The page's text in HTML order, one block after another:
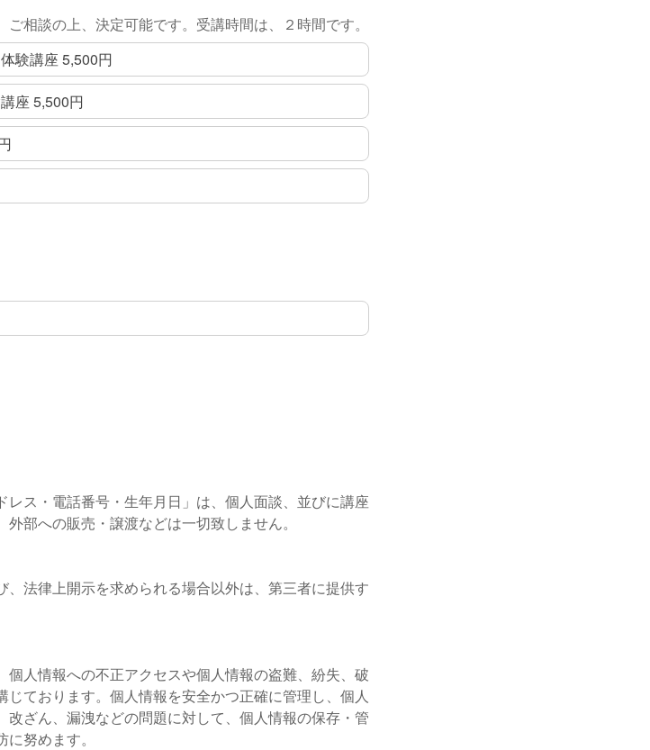
相談の上、決定可能です。受講時間は、２時間です。
験講座 5,500円
座 5,500円
ス・電話番号・生年月日」は、個人面談、並びに講座
部への販売・譲渡などは一切致しません。
法律上開示を求められる場合以外は、第三者に提供す
人情報への不正アクセスや個人情報の盗難、紛失、破
ております。個人情報を安全かつ正確に管理し、個人
ざん、漏洩などの問題に対して、個人情報の保存・管
努めます。